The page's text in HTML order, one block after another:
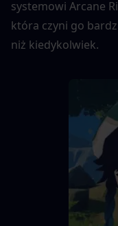
systemowi Arcane
która czyni go
niż kiedykolwiek.